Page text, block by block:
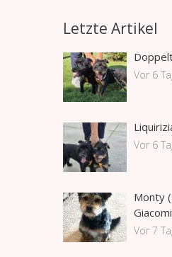
Letzte Artikel
Vor 6
Vor 6
Monty
Vor 7